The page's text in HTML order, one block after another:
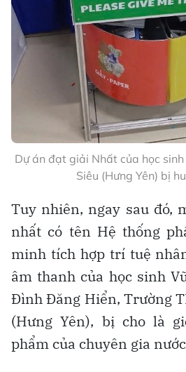
Dự án đạt giải Nhất của học
Siêu (Hưng Yên) bị
Tuy nhiên, ngay sau đó,
nhất có tên Hệ thống
minh tích hợp trí tuệ
âm thanh của học sinh
Đình Đăng Hiển, Trường
(Hưng Yên), bị cho là
phẩm của chuyên gia